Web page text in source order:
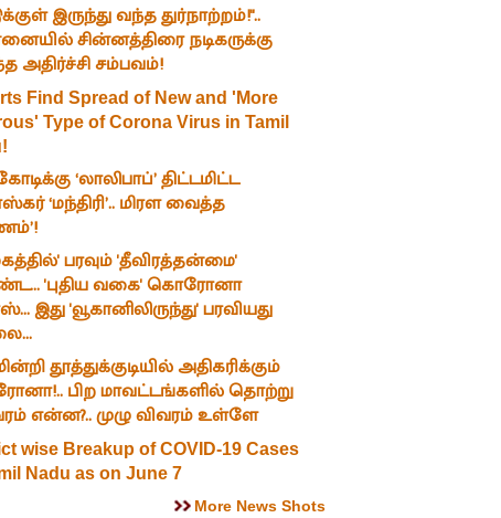
இருந்து வந்த துர்நாற்றம்!"..
சின்னத்திரை நடிகருக்கு
அதிர்ச்சி சம்பவம்!
Find Spread of New and 'More
Type of Corona Virus in Tamil
‘லாலிபாப்’ திட்டமிட்ட
‘மந்திரி’.. மிரள வைத்த
பரவும் 'தீவிரத்தன்மை'
'புதிய வகை' கொரோனா
இது 'வூகானிலிருந்து' பரவியது
தூத்துக்குடியில் அதிகரிக்கும்
பிற மாவட்டங்களில் தொற்று
என்ன?.. முழு விவரம் உள்ளே
wise Breakup of COVID-19 Cases
Nadu as on June 7
More News Shots